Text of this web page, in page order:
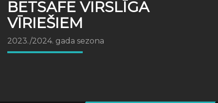
BETSAFE VIRSLĪGA
VĪRIEŠIEM
2023./2024. gada sezona